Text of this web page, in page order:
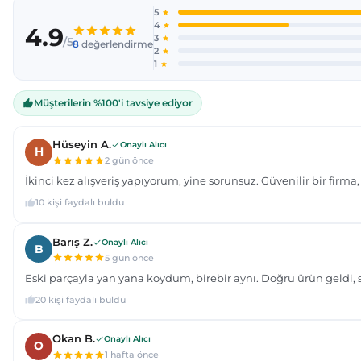
Ürün açıklamasında eksik bilgiler bulunuyor.
Ürün bilgilerinde hatalar bulunuyor.
Ürün fiyatı diğer sitelerden daha pahalı.
Bu ürüne benzer farklı alternatifler olmalı.